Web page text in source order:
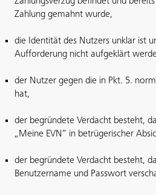
Zahlung gemahnt wurde,
die Identität des Nutzers unklar ist
Aufforderung nicht aufgeklärt
der Nutzer gegen die in Pkt. 5.
hat,
der begründete Verdacht besteht,
„Meine EVN“ in betrügerischer
der begründete Verdacht besteht,
Benutzername und Passwort